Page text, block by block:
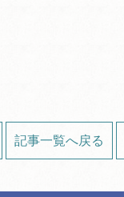
記事一覧へ戻る